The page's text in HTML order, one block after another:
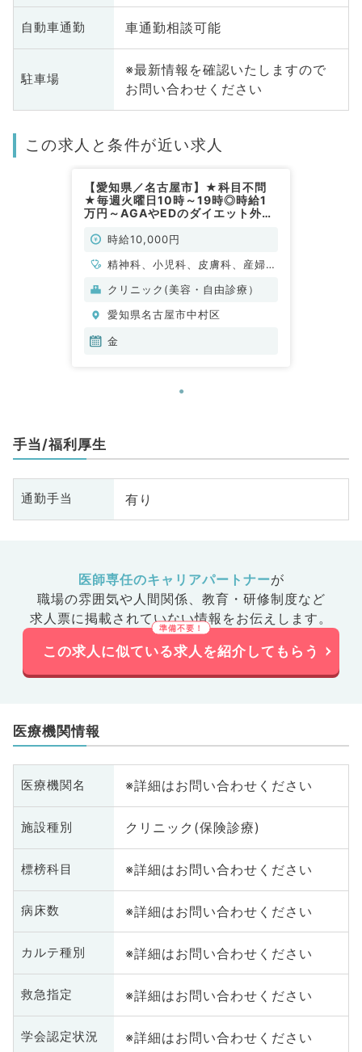
自動車通勤 車通勤相談可能
駐車場
※最新情報を確認いたしますので
お問い合わせください
この求人と条件が近い求人
【愛知県／名古屋市】★科目不問
★毎週火曜日10時～19時◎時給1
万円～AGAやEDのダイエット外来
時給10,000円
精神科、小児科、皮膚科、産婦人
科、眼科、耳鼻咽喉科、放射線
般、一般外科、美容皮膚科、健
診・人間ドック、産業医
クリニック(美容・自由診療）
愛知県名古屋市中村区
金
手当/福利厚生
通勤手当 有り
医師専任のキャリアパートナーが
職場の雰囲気や人間関係、 教育・研修制度など
求人票に掲載されていない情報をお伝えします。
この求人に似ている求人を紹介してもらう
医療機関情報
医療機関名 ※詳細はお問い合わせください
施設種別 クリニック(保険診療)
標榜科目 ※詳細はお問い合わせください
病床数 ※詳細はお問い合わせください
カルテ種別 ※詳細はお問い合わせください
救急指定 ※詳細はお問い合わせください
学会認定状況 ※詳細はお問い合わせください